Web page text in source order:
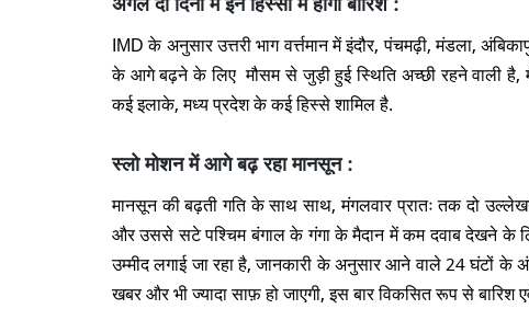
IMD के अनुसार उत्तरी भाग वर्त्तमान में इंदौर, पंचमढ़ी, मंडला,
के आगे बढ़ने के लिए मौसम से जुड़ी हुई स्थिति अच्छी रहने वाली है,
कई इलाके, मध्य प्रदेश के कई हिस्से शामिल है.
स्लो मोशन में आगे बढ़ रहा मानसून :
मानसून की बढ़ती गति के साथ साथ, मंगलवार प्रातः तक दो
और उससे सटे पश्चिम बंगाल के गंगा के मैदान में कम दवाब देखने के
उम्मीद लगाई जा रहा है, जानकारी के अनुसार आने वाले 24 घंटों
खबर और भी ज्यादा साफ़ हो जाएगी, इस बार विकसित रूप से